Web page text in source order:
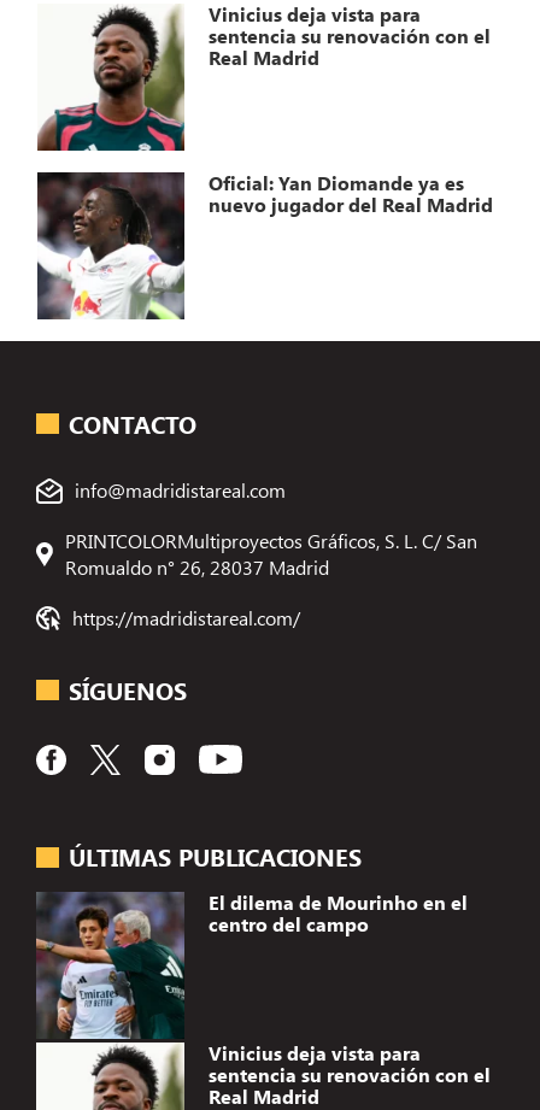
Vinicius deja vista para
sentencia su renovación con el
Real Madrid
Oficial: Yan Diomande ya es
nuevo jugador del Real Madrid
ÚLTIMAS PUBLICACIONES
El dilema de Mourinho en el
centro del campo
Vinicius deja vista para
sentencia su renovación con el
Real Madrid
CONTACTO
info@madridistareal.com
PRINTCOLORMultiproyectos Gráficos, S. L. C/ San
Romualdo n° 26, 28037 Madrid
https://madridistareal.com/
SÍGUENOS